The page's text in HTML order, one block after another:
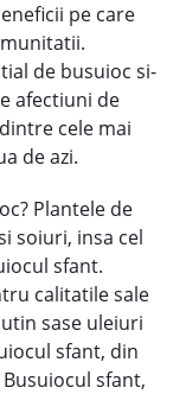
pe care
de busuioc si-
afectiuni de
cele mai
de azi.
Plantele de
soiuri, insa cel
sfant.
calitatile sale
sase uleiuri
sfant, din
sfant,